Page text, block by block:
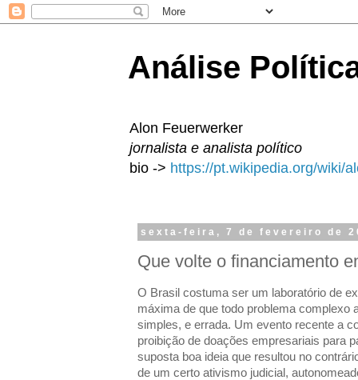
Análise
Alon Feuerwerker
jornalista e analista político
bio -> https://pt.wikipedia.org/wiki/
sexta-feira, 7 de fevereiro de
Que volte o financiamento
O Brasil costuma ser um laboratório de
máxima de que todo problema complexo
simples, e errada. Um evento recente a
proibição de doações empresariais para
suposta boa ideia que resultou no
de um certo ativismo judicial,